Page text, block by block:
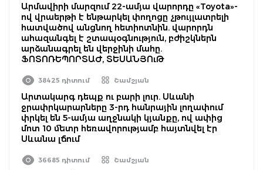
Արմավիրի մարզում 22-ամյա վարորդը «Toyota»-
ով վրաերթի է ենթարկել փողոցը չթույլատրելի
հատվածով անցնող հետիոտնին. վարորդն
ահազանգել է շտապօգնություն, բժիշկներն
արձանագրել են վերջինի մահը.
ՖՈՏՈՌԵՊՈՐՏԱԺ, ՏԵՍԱՆՅՈւԹ
38425 դիտում Շամշյան
Արտակարգ դեպք ու բարի լուր. Սևանի
ջրափրկարարները 3-րդ հանրային լողափում
փրկել են 5-ամյա աղջնակի կյանքը, ով ափից
մոտ 10 մետր հեռավորությամբ հայտնվել էր
Սևանա լճում
36685 դիտում Շամշյան